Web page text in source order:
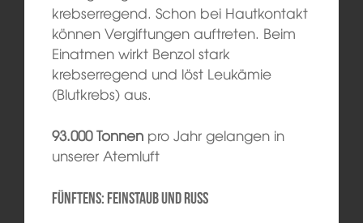
krebserregend. Schon bei Hautkontakt
können Vergiftungen auftreten. Beim
Einatmen wirkt Benzol stark
krebserregend und löst Leukämie
(Blutkrebs) aus.
93.000 Tonnenpro Jahr gelangen in
unserer Atemluft
Fünftens: Feinstaub und Russ